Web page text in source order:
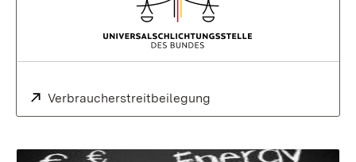
Extern:
Verbraucherstreitbeilegung